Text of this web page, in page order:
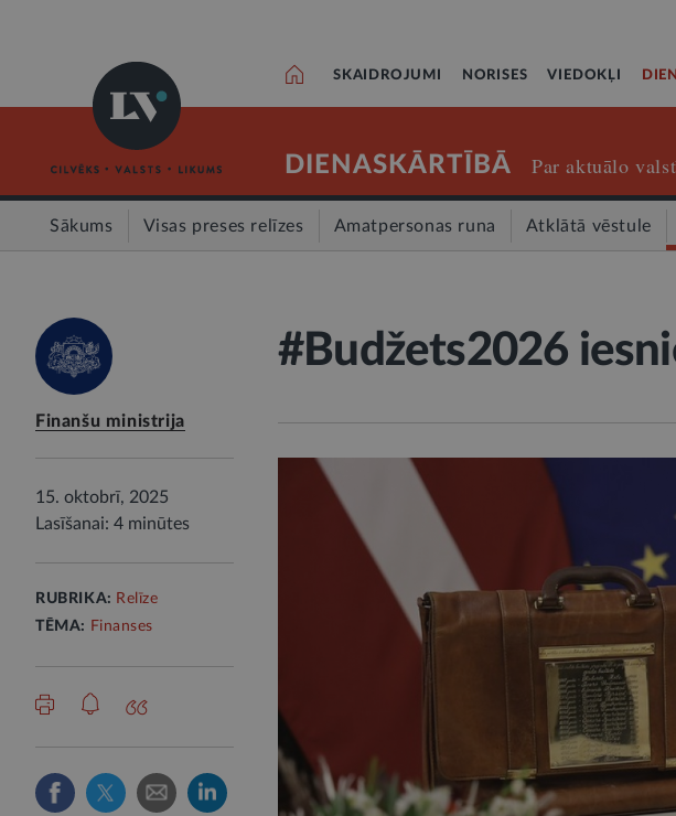
SKAIDROJUMI NORISES VIEDOKĻI
DIENASKĀRTĪBĀ Par aktuālo
Sākums Visas preses relīzes Amatpersonas runa Atklātā vēstule
Finanšu ministrija
15. oktobrī, 2025
Lasīšanai: 4 minūtes
RUBRIKA: Relīze
TĒMA: Finanses
#Budžets2026